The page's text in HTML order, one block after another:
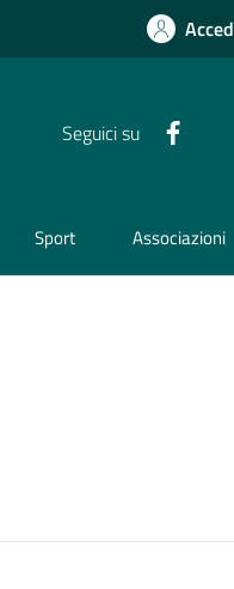
Seguici su
Sport Associazioni